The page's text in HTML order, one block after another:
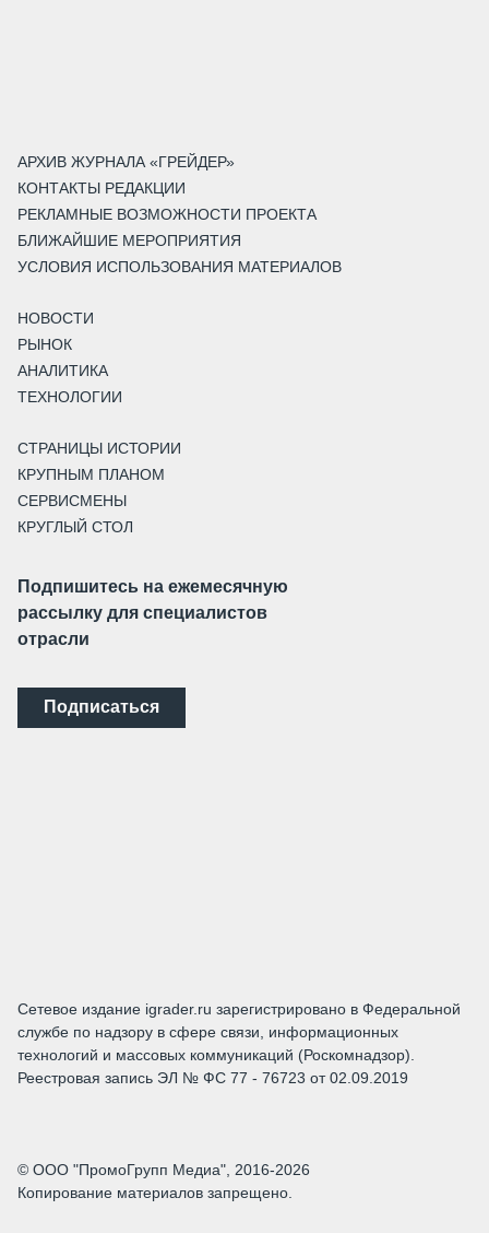
АРХИВ ЖУРНАЛА «ГРЕЙДЕР»
КОНТАКТЫ РЕДАКЦИИ
РЕКЛАМНЫЕ ВОЗМОЖНОСТИ ПРОЕКТА
БЛИЖАЙШИЕ МЕРОПРИЯТИЯ
УСЛОВИЯ ИСПОЛЬЗОВАНИЯ МАТЕРИАЛОВ
НОВОСТИ
РЫНОК
АНАЛИТИКА
ТЕХНОЛОГИИ
СТРАНИЦЫ ИСТОРИИ
КРУПНЫМ ПЛАНОМ
СЕРВИСМЕНЫ
КРУГЛЫЙ СТОЛ
Подпишитесь на ежемесячную
рассылку для специалистов
отрасли
Подписаться
Сетевое издание igrader.ru зарегистрировано в Федеральной
службе по надзору в сфере связи, информационных
технологий и массовых коммуникаций (Роскомнадзор).
Реестровая запись ЭЛ № ФС 77 - 76723 от 02.09.2019
© ООО "ПромоГрупп Медиа", 2016-2026
Копирование материалов запрещено.